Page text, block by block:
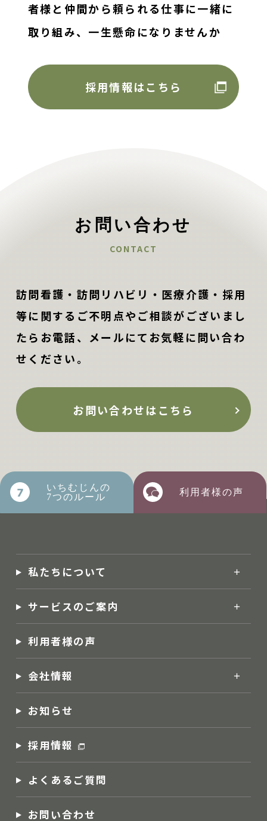
者様と仲間から頼られる仕事に一緒に
取り組み、 一生懸命になりませんか
採用情報はこちら
お問い合わせ
CONTACT
訪問看護・訪問リハビリ・医療介護・採用
等に関するご不明点やご相談がございまし
たらお電話、メールにてお気軽に問い合わ
せください。
お問い合わせはこちら
私たちについて
サービスのご案内
利用者様の声
会社情報
お知らせ
採用情報
よくあるご質問
お問い合わせ
いちむじんの
7つのルール
利用者様の声